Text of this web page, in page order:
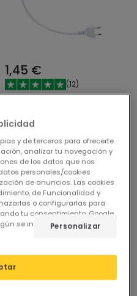
1,45 €
(12)
AC SMD&COB IP65
En Stock, entrega en
24/48h
y de terceros para ofrecerte
analizar tu navegación y
de los datos que nos
personales/cookies
de anuncios. Las cookies
de Funcionalidad y
o configurarlas para
tu consentimiento, Google
se indica en su sitio de
Personalizar